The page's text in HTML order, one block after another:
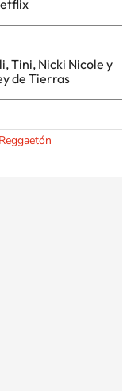
Tini, Nicki Nicole y
de Tierras
Reggaetón